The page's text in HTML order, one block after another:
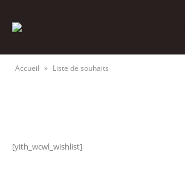
Accueil » Liste de souhaits
[yith_wcwl_wishlist]